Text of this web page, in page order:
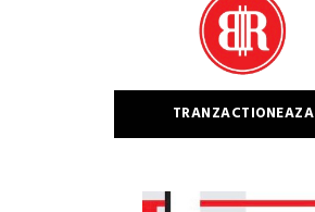
TRANZACTIONEAZA